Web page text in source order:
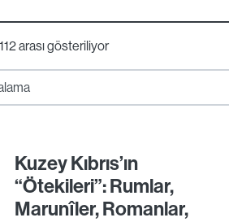
arası gösteriliyor
Kuzey Kıbrıs’ın
“Ötekileri”: Rumlar,
Marunîler, Romanlar,